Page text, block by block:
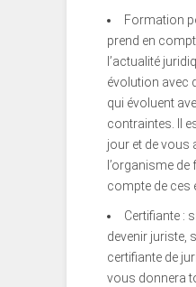
Formation
prend en
l’actualité
évolution avec
qui évoluent
contraintes. Il
jour et de vous
l’organisme
compte de ces
Certifiante :
devenir juriste,
certifiante de
vous donnera